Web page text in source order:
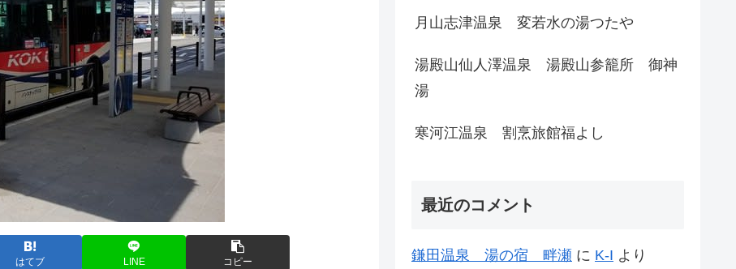
はてブ LINE コピー
月山志津温泉 変若水の湯つたや
湯殿山仙人澤温泉 湯殿山参籠所 御神
湯
寒河江温泉 割烹旅館福よし
最近のコメント
鎌田温泉 湯の宿 畔瀬 に K-I より